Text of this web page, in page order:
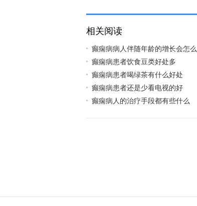
相关阅读
癫痫病病人伴随年龄的增长会怎么
癫痫病患者饮食豆类好处多
癫痫病患者喝绿茶有什么好处
癫痫病患者还是少看电视的好
癫痫病人的治疗手段都有些什么